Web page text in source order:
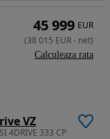
VZ
4DRIVE 333 CP
45 999 EUR
(38 015 EUR- net)
Calculeaza rata